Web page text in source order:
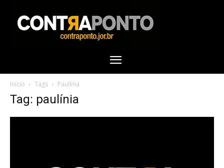
Início Tags Paulínia
Tag: paulínia